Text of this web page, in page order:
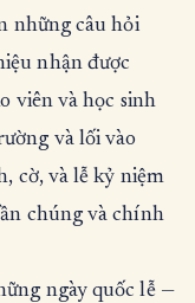
những câu hỏi
nhận được
viên và học sinh
và lối vào
cờ, và lễ kỷ niệm
chúng và chính
ngày quốc lễ —